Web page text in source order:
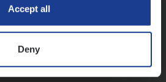
Accept all
Deny